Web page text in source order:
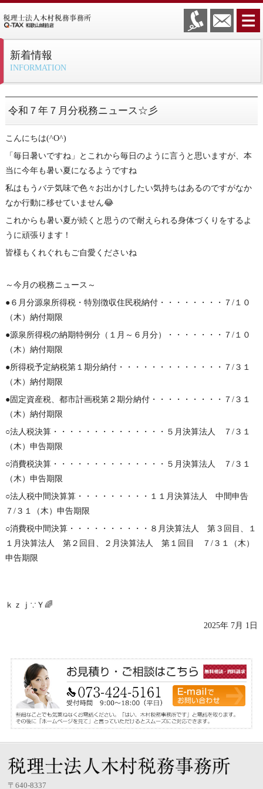
新着情報
INFORMATION
令和７年７月分税務ニュース☆彡
こんにちは(^O^)ゞ
「毎日暑いですね」とこれから毎日のように言うと思いますが、本
当に今年も暑い夏になるようですね
私はもうバテ気味で色々お出かけしたい気持ちはあるのですがなか
なか行動に移せていません😂
これからも暑い夏が続くと思うので耐えられる身体づくりをするよ
うに頑張ります！
皆様もくれぐれもご自愛くださいね
～今月の税務ニュース～
●６月分源泉所得税・特別徴収住民税納付・・・・・・・・７/１０
（木）納付期限
●源泉所得税の納期特例分（１月～６月分）・・・・・・・７/１０
（木）納付期限
●所得税予定納税第１期分納付・・・・・・・・・・・・・７/３１
（木）納付期限
●固定資産税、都市計画税第２期分納付・・・・・・・・・７/３１
（木）納付期限
○法人税決算・・・・・・・・・・・・・・５月決算法人 ７/３１
（木）申告期限
○消費税決算・・・・・・・・・・・・・・５月決算法人 ７/３１
（木）申告期限
○法人税中間決算算・・・・・・・・・１１月決算法人 中間申告
７/３１（木）申告期限
○消費税中間決算・・・・・・・・・・８月決算法人 第３回目、１
１月決算法人 第２回目、２月決算法人 第１回目 ７/３１（木）
申告期限
ｋｚｊ∵Ｙ🌈
2025年 7月 1日
〒640-8337